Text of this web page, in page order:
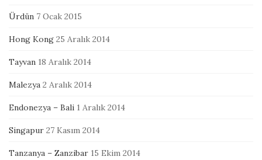
Ürdün 7 Ocak 2015
Hong Kong 25 Aralık 2014
Tayvan 18 Aralık 2014
Malezya 2 Aralık 2014
Endonezya – Bali 1 Aralık 2014
Singapur 27 Kasım 2014
Tanzanya – Zanzibar 15 Ekim 2014